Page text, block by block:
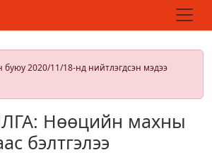
буюу 2020/11/18-нд нийтлэгдсэн мэдээ
Нөөцийн махны
бэлтгэлээ